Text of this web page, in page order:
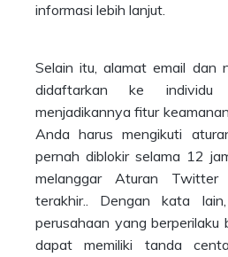
informasi lebih lanjut.
Selain itu, alamat email dan
didaftarkan ke individu
menjadikannya fitur
Anda harus mengikuti
pernah diblokir selama 12
melanggar Aturan
terakhir.. Dengan kata
perusahaan yang
dapat memiliki tanda